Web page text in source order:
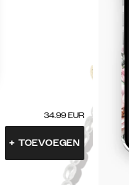
34.99 EUR
+ TOEVOEGEN